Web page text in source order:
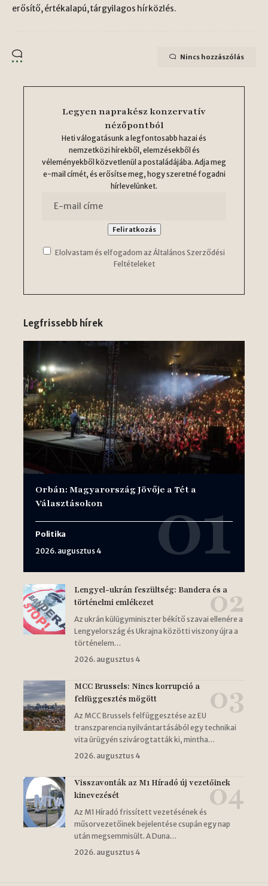
erősítő, értékalapú, tárgyilagos hírközlés.
Nincs hozzászólás
Legyen naprakész konzervatív
nézőpontból
Heti válogatásunk a legfontosabb hazai és
nemzetközi hírekből, elemzésekből és
véleményekből közvetlenül a postaládájába. Adja meg
e-mail címét, és erősítse meg, hogy szeretné fogadni
hírlevelünket.
Elolvastam és elfogadom az Általános Szerződési
Feltételeket
Legfrissebb hírek
Orbán: Magyarország Jövője a Tét a
Választásokon
Politika
2026. augusztus 4
Lengyel-ukrán feszültség: Bandera és a
történelmi emlékezet
Az ukrán külügyminiszter békítő szavai ellenére a
Lengyelország és Ukrajna közötti viszony újra a
történelem…
2026. augusztus 4
MCC Brussels: Nincs korrupció a
felfüggesztés mögött
Az MCC Brussels felfüggesztése az EU
transzparencia nyilvántartásából egy technikai
vita ürügyén szivárogtatták ki, mintha…
2026. augusztus 4
Visszavonták az M1 Híradó új vezetőinek
kinevezését
Az M1 Híradó frissített vezetésének és
műsorvezetőinek bejelentése csupán egy nap
után megsemmisült. A Duna…
2026. augusztus 4